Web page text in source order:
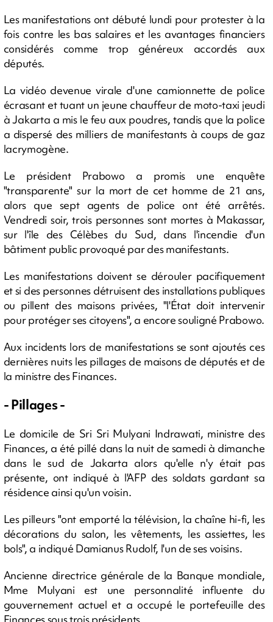
Les manifestations ont débuté lundi pour protester à la
fois contre les bas salaires et les avantages financiers
considérés comme trop généreux accordés aux
députés.
La vidéo devenue virale d'une camionnette de police
écrasant et tuant un jeune chauffeur de moto-taxi jeudi
à Jakarta a mis le feu aux poudres, tandis que la police
a dispersé des milliers de manifestants à coups de gaz
lacrymogène.
Le président Prabowo a promis une enquête
"transparente" sur la mort de cet homme de 21 ans,
alors que sept agents de police ont été arrêtés.
Vendredi soir, trois personnes sont mortes à Makassar,
sur l'île des Célèbes du Sud, dans l'incendie d'un
bâtiment public provoqué par des manifestants.
Les manifestations doivent se dérouler pacifiquement
et si des personnes détruisent des installations publiques
ou pillent des maisons privées, "l'État doit intervenir
pour protéger ses citoyens", a encore souligné Prabowo.
Aux incidents lors de manifestations se sont ajoutés ces
dernières nuits les pillages de maisons de députés et de
la ministre des Finances.
- Pillages -
Le domicile de Sri Sri Mulyani Indrawati, ministre des
Finances, a été pillé dans la nuit de samedi à dimanche
dans le sud de Jakarta alors qu'elle n'y était pas
présente, ont indiqué à l'AFP des soldats gardant sa
résidence ainsi qu'un voisin.
Les pilleurs "ont emporté la télévision, la chaîne hi-fi, les
décorations du salon, les vêtements, les assiettes, les
bols", a indiqué Damianus Rudolf, l'un de ses voisins.
Ancienne directrice générale de la Banque mondiale,
Mme Mulyani est une personnalité influente du
gouvernement actuel et a occupé le portefeuille des